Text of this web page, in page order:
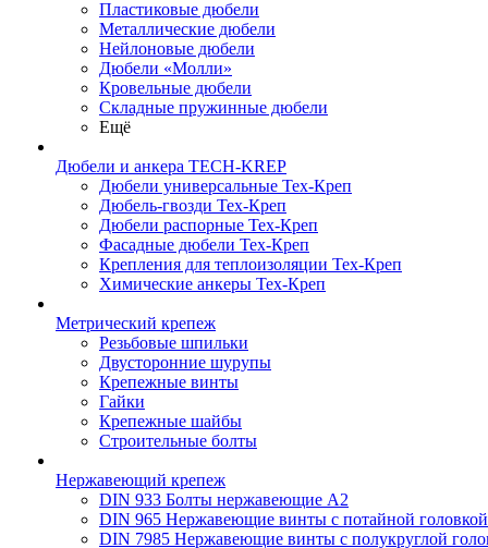
Пластиковые дюбели
Металлические дюбели
Нейлоновые дюбели
Дюбели «Молли»
Кровельные дюбели
Складные пружинные дюбели
Ещё
Дюбели и анкера TECH-KREP
Дюбели универсальные Тех-Креп
Дюбель-гвозди Тех-Креп
Дюбели распорные Тех-Креп
Фасадные дюбели Тех-Креп
Крепления для теплоизоляции Тех-Креп
Химические анкеры Тех-Креп
Метрический крепеж
Резьбовые шпильки
Двусторонние шурупы
Крепежные винты
Гайки
Крепежные шайбы
Строительные болты
Нержавеющий крепеж
DIN 933 Болты нержавеющие А2
DIN 965 Нержавеющие винты с потайной
DIN 7985 Нержавеющие винты с полукруглой